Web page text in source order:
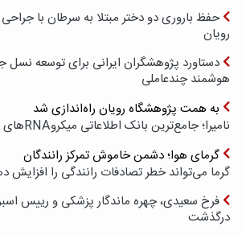
حفظ باروری دو دختر مبتلا به سرطان با
رویان
دستاورد پژوهشگران ایرانی برای توسعه نسل
هوشمند چندعاملی
به همت پژوهشگاه رویان راه‌اندازی شد
نامیرا؛ جامع‌ترین بانک اطلاعاتی میکروRNAهای مرتبط با سرطان
گرمای هوا؛ دشمن خاموش تمرکز رانندگان
گرما می‌تواند خطر تصادفات رانندگی را افزایش
فرخ سعیدی، چهره ماندگار پزشکی و رییس
درگذشت